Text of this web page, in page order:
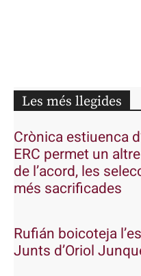
Les més llegides
Crònica estiuenca
ERC permet un
de l’acord, les
més sacrificades
Rufián boicoteja
Junts d’Oriol